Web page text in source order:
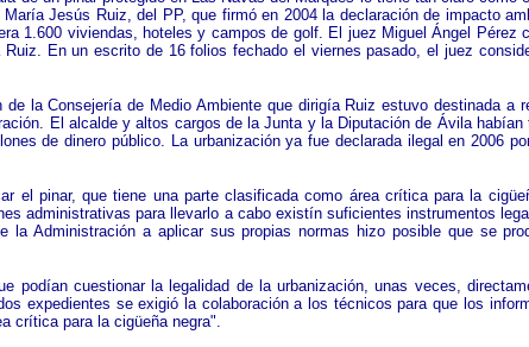
Jesús Ruiz, del PP, que firmó en 2004 la declaración de impacto
1.600 viviendas, hoteles y campos de golf. El juez Miguel Ángel
En un escrito de 16 folios fechado el viernes pasado, el juez
la Consejería de Medio Ambiente que dirigía Ruiz estuvo destinada a
El alcalde y altos cargos de la Junta y la Diputación de Ávila
de dinero público. La urbanización ya fue declarada ilegal en 2006
el pinar, que tiene una parte clasificada como área crítica para la
administrativas para llevarlo a cabo existín suficientes instrumentos
Administración a aplicar sus propias normas hizo posible que se
podían cuestionar la legalidad de la urbanización, unas veces,
expedientes se exigió la colaboración a los técnicos para que los
crítica para la cigüeña negra".